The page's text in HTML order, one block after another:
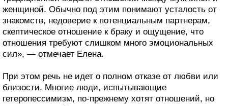
женщиной. Обычно под этим понимают усталость от
знакомств, недоверие к потенциальным партнерам,
скептическое отношение к браку и ощущение, что
отношения требуют слишком много эмоциональных
сил», — отмечает Елена.
При этом речь не идет о полном отказе от любви или
близости. Многие люди, испытывающие
гетеропессимизм, по-прежнему хотят отношений, но